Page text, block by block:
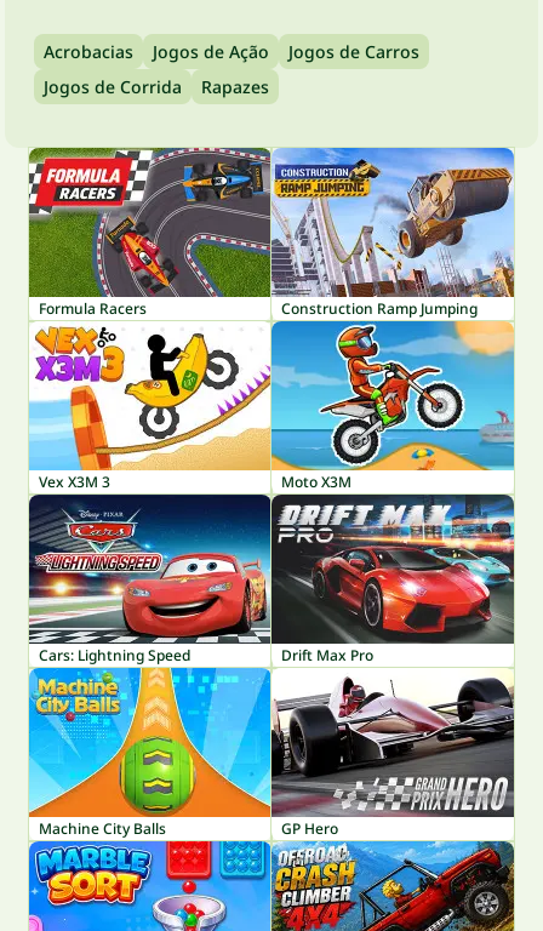
Acrobacias Jogos de Ação
Jogos de Carros
Jogos de Corrida
Rapazes
Formula Racers Construction Ramp Jumping
Vex X3M 3 Moto X3M
Cars: Lightning Speed Drift Max Pro
Machine City Balls GP Hero